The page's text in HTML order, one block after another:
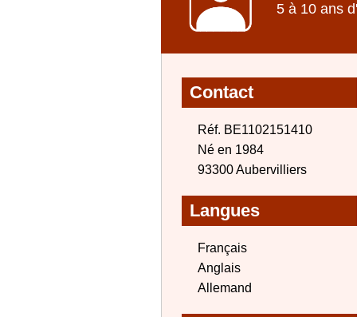
5 à 10 ans
Contact
Réf. BE1102151410
Né en 1984
93300 Aubervilliers
Langues
Français
Anglais
Allemand